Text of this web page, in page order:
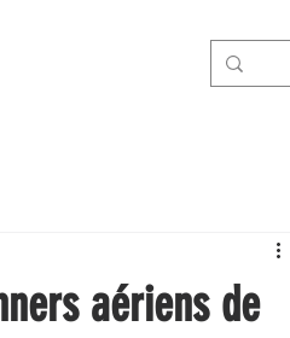
aériens de